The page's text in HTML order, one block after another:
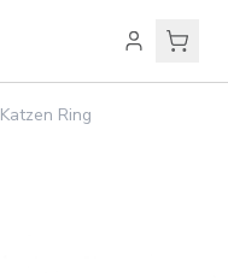
Katzen Ring